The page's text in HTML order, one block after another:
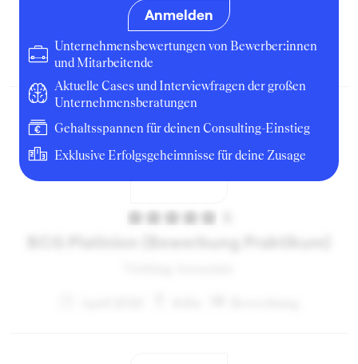
Manager
Februar 2022 Köln
BCG Platinion (Bewerbung Praktikum)
Anmelden
Unternehmensbewertungen von Bewerber:innen
und Mitarbeitende
Aktuelle Cases und Interviewfragen der großen
Unternehmensberatungen
Gehaltsspannen für deinen Consulting-Einstieg
Exklusive Erfolgsgeheimnisse für deine Zusage